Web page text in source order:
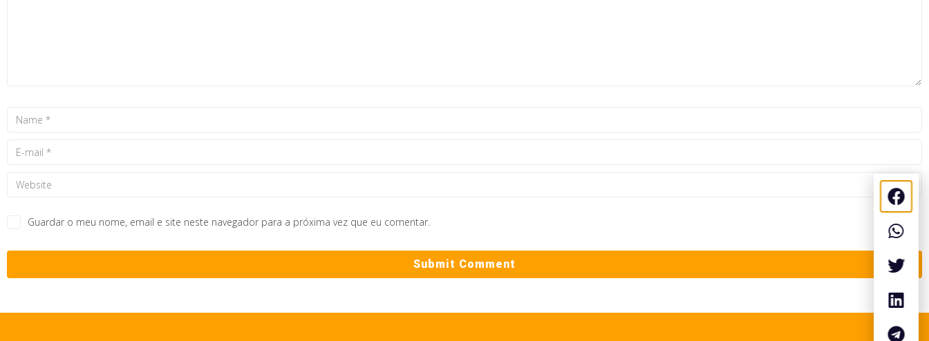
Guardar o meu nome, email e site neste navegador para a próxima vez que eu comentar.